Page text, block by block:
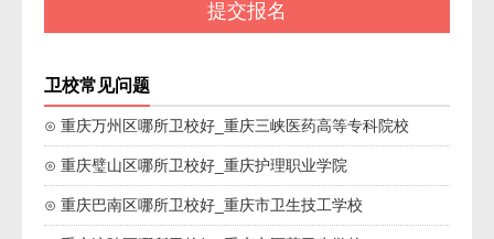
卫校常见问题
⊙ 重庆万州区哪所卫校好_重庆三峡医药高等专科院校
⊙ 重庆璧山区哪所卫校好_重庆护理职业学院
⊙ 重庆巴南区哪所卫校好_重庆市卫生技工学校